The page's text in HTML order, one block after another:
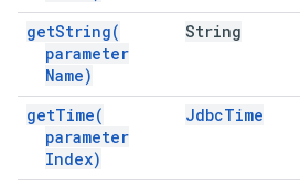
getString(
parameter
Name)
String
getTime(
parameter
Index)
JdbcTime